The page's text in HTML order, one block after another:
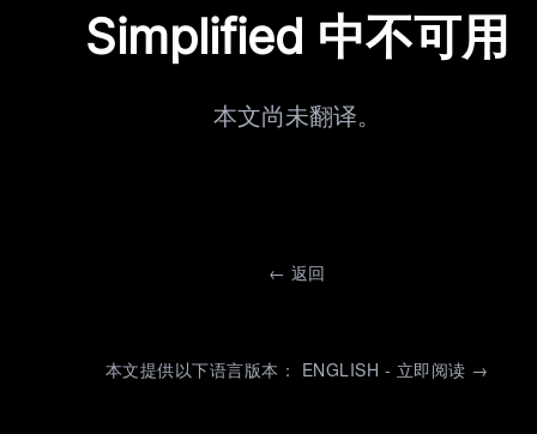
Simplified 中不可用
本文尚未翻译。
← 返回
本文提供以下语言版本： ENGLISH - 立即阅读 →